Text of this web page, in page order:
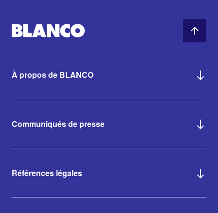
À propos de BLANCO
Communiqués de presse
Références légales